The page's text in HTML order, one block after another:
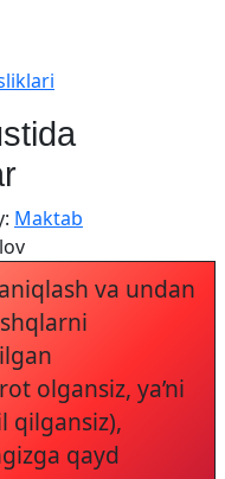
Maktab
va undan
olgansiz, ya’ni
qilgansiz),
qayd